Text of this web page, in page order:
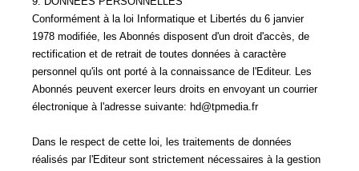
Conformément à la loi Informatique et Libertés du 6 janvier
1978 modifiée, les Abonnés disposent d'un droit d'accès, de
rectification et de retrait de toutes données à caractère
personnel qu'ils ont porté à la connaissance de l'Editeur. Les
Abonnés peuvent exercer leurs droits en envoyant un courrier
électronique à l'adresse suivante: hd@tpmedia.fr
Dans le respect de cette loi, les traitements de données
réalisés par l'Editeur sont strictement nécessaires à la gestion